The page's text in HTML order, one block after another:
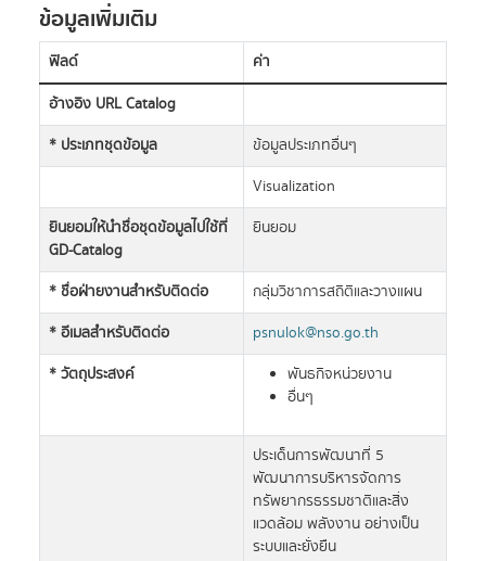
ข้อมูลเพิ่มเติม
ฟิลด์
ค่า
อ้างอิง URL Catalog
* ประเภทชุดข้อมูล
ข้อมูลประเภทอื่นๆ
Visualization
ยินยอมให้นำชื่อชุดข้อมูลไปใช้ที่
GD-Catalog
ยินยอม
* ชื่อฝ่ายงานสำหรับติดต่อ
กลุ่มวิชาการสถิติและวางแผน
* อีเมลสำหรับติดต่อ
psnulok@nso.go.th
* วัตถุประสงค์
พันธกิจหน่วยงาน
อื่นๆ
ประเด็นการพัฒนาที่ 5
พัฒนาการบริหารจัดการ
ทรัพยากรธรรมชาติและสิ่ง
แวดล้อม พลังงาน อย่างเป็น
ระบบและยั่งยืน